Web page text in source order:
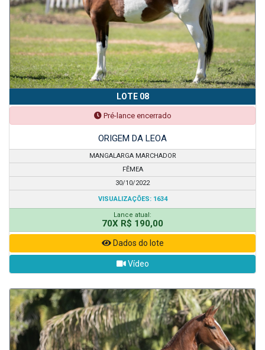
LOTE 08
Pré-lance encerrado
ORIGEM DA LEOA
MANGALARGA MARCHADOR
FÊMEA
30/10/2022
VISUALIZAÇÕES: 1634
Lance atual:
70X R$ 190,00
Dados do lote
Vídeo